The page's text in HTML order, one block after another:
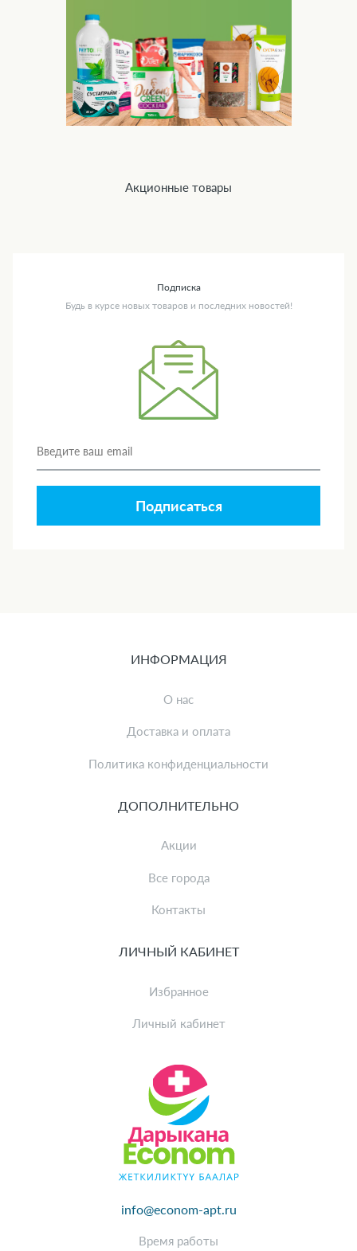
Акционные товары
Подписка
Будь в курсе новых товаров и последних новостей!
Подписаться
info@econom-apt.ru
Время работы
ИНФОРМАЦИЯ
О нас
Доставка и оплата
Политика конфиденциальности
ДОПОЛНИТЕЛЬНО
Акции
Все города
Контакты
ЛИЧНЫЙ КАБИНЕТ
Избранное
Личный кабинет